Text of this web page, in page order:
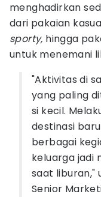
menghadirkan
dari pakaian
sporty, hingga
untuk menemani
"Aktivitas di
yang paling
si kecil.
destinasi
berbagai
keluarga jadi
saat liburan,"
Senior